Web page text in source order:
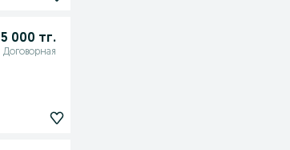
5 000 тг.
Договорная